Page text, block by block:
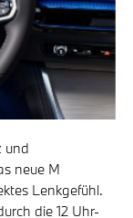
und
neue M
Lenkgefühl.
die 12 Uhr-